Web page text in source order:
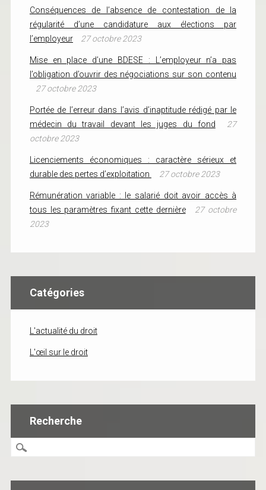
Conséquences de l’absence de contestation de la
régularité d’une candidature aux élections par
l’employeur
27 octobre 2023
Mise en place d’une BDESE : L’employeur n’a pas
l’obligation d’ouvrir des négociations sur son contenu
27 octobre 2023
Portée de l’erreur dans l’avis d’inaptitude rédigé par le
médecin du travail devant les juges du fond
27
octobre 2023
Licenciements économiques : caractère sérieux et
durable des pertes d’exploitation
27 octobre 2023
Rémunération variable : le salarié doit avoir accès à
tous les paramètres fixant cette dernière
27 octobre
2023
Catégories
L'actualité du droit
L'œil sur le droit
Recherche